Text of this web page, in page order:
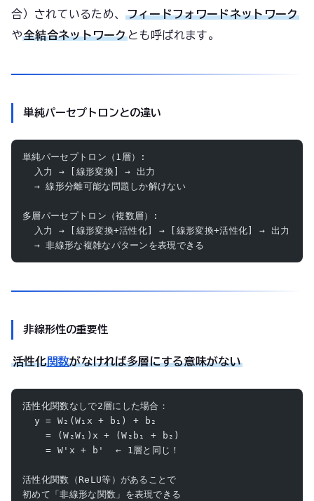
合）されているため、フィードフォワードネットワーク
や全結合ネットワークとも呼ばれます。
単純パーセプトロンとの違い
単純パーセプトロン（1層）:
  入力 → [線形変換] → 出力
  → 線形分離可能な問題しか解けない
多層パーセプトロン（複数層）:
  入力 → [線形変換+活性化] → [線形変換+活性化] → 出力
  → 非線形な複雑なパターンを表現できる
非線形性の重要性
活性化関数がなければ多層にする意味がない
活性化関数なしで2層にした場合：
  y = W₂(W₁x + b₁) + b₂
    = (W₂W₁)x + (W₂b₁ + b₂)
    = W'x + b'  ← 1層と同じ！
活性化関数（ReLU等）があることで
初めて「非線形な関数」を表現できる